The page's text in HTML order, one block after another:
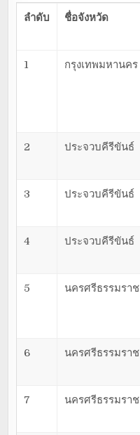
ลำดับ ชื่อจังหวัด
1 กรุงเทพมหานคร
2 ประจวบคีรีขันธ์
3 ประจวบคีรีขันธ์
4 ประจวบคีรีขันธ์
5 นครศรีธรรมราช
6 นครศรีธรรมราช
7 นครศรีธรรมราช